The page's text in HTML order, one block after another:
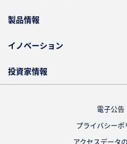
製品情報
イノベーション
投資家情報
電子公告
プライバシーポ
アクセスデータ